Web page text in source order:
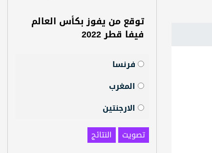
توقع من يفوز بكأس العالم
فيفا قطر 2022
فرنسا
المغرب
الارجنتين
تصويت
النتائج